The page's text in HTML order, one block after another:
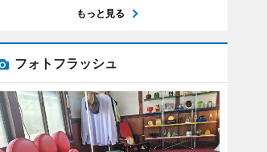
もっと見る
フォトフラッシュ